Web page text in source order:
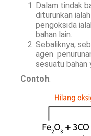
Dalam tindak
diturunkan
pengoksida
bahan lain.
Sebaliknya,
agen
sesuatu bahan
Contoh: